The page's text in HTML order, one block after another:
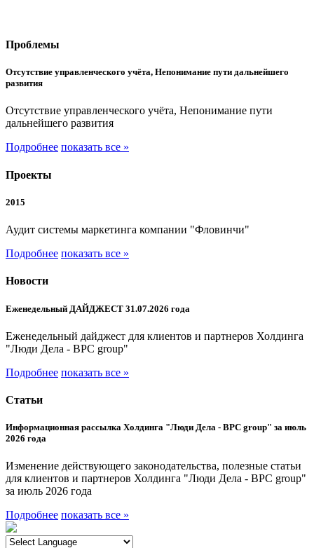
Проблемы
Отсутствие управленческого учёта, Непонимание пути дальнейшего
развития
Отсутствие управленческого учёта, Непонимание пути
дальнейшего развития
Подробнее показать все »
Проекты
2015
Аудит системы маркетинга компании "Фловинчи"
Подробнее показать все »
Новости
Еженедельный ДАЙДЖЕСТ 31.07.2026 года
Еженедельный дайджест для клиентов и партнеров Холдинга
"Люди Дела - BPC group"
Подробнее показать все »
Статьи
Информационная рассылка Холдинга "Люди Дела - BPC group" за июль
2026 года
Изменение действующего законодательства, полезные статьи
для клиентов и партнеров Холдинга "Люди Дела - BPC group"
за июль 2026 года
Подробнее показать все »